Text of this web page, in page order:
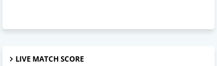
LIVE MATCH SCORE